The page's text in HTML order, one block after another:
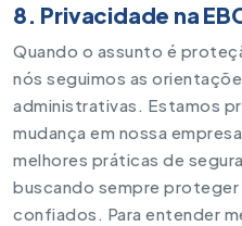
8. Privacidade na
Quando o assunto é
nós seguimos as
administrativas. Estamos
mudança em nossa
melhores práticas de
buscando sempre
confiados. Para entender